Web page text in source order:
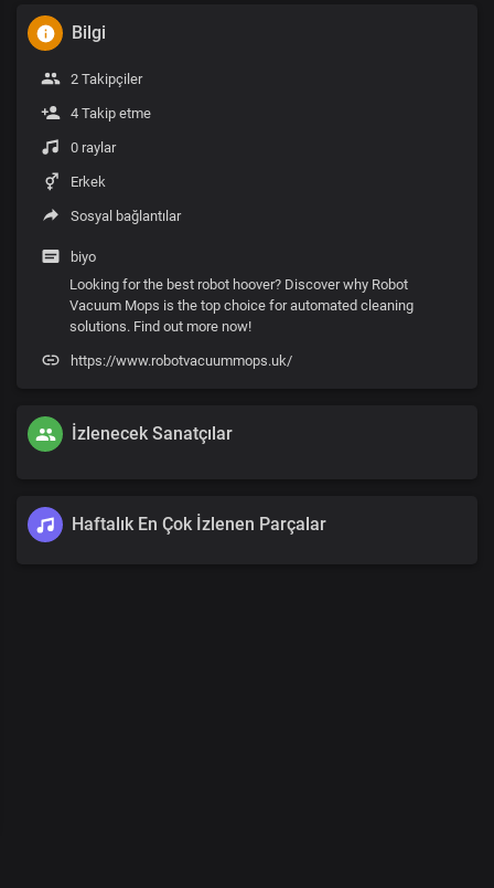
Bilgi
2 Takipçiler
4 Takip etme
0 raylar
Erkek
Sosyal bağlantılar
biyo
Looking for the best robot hoover? Discover why Robot
Vacuum Mops is the top choice for automated cleaning
solutions. Find out more now!
https://www.robotvacuummops.uk/
İzlenecek Sanatçılar
Haftalık En Çok İzlenen Parçalar